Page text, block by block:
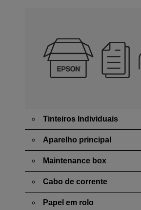
Tinteiros Individuais
Aparelho principal
Maintenance box
Cabo de corrente
Papel em rolo